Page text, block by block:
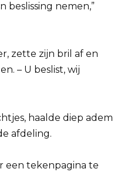
beslissing nemen,”
zette zijn bril af en
– U beslist, wij
haalde diep adem
afdeling.
een tekenpagina te